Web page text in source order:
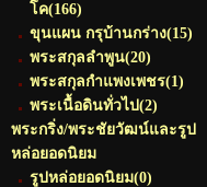
โค(166)
ขุนแผน กรุบ้านกร่าง(15)
พระสกุลลำพูน(20)
พระสกุลกำแพงเพชร(1)
พระเนื้อดินทั่วไป(2)
พระกริ่ง/พระชัยวัฒน์และรูป
หล่อยอดนิยม
รูปหล่อยอดนิยม(0)